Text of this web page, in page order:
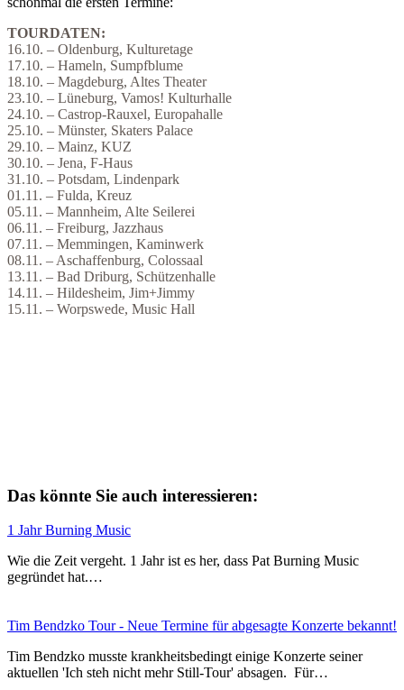
TOURDATEN:
16.10. – Oldenburg, Kulturetage
17.10. – Hameln, Sumpfblume
18.10. – Magdeburg, Altes Theater
23.10. – Lüneburg, Vamos! Kulturhalle
24.10. – Castrop-Rauxel, Europahalle
25.10. – Münster, Skaters Palace
29.10. – Mainz, KUZ
30.10. – Jena, F-Haus
31.10. – Potsdam, Lindenpark
01.11. – Fulda, Kreuz
05.11. – Mannheim, Alte Seilerei
06.11. – Freiburg, Jazzhaus
07.11. – Memmingen, Kaminwerk
08.11. – Aschaffenburg, Colossaal
13.11. – Bad Driburg, Schützenhalle
14.11. – Hildesheim, Jim+Jimmy
15.11. – Worpswede, Music Hall
Das könnte Sie auch interessieren:
1 Jahr Burning Music
Wie die Zeit vergeht. 1 Jahr ist es her, dass Pat Burning Music
gegründet hat.…
Tim Bendzko Tour - Neue Termine für abgesagte Konzerte bekannt!
Tim Bendzko musste krankheitsbedingt einige Konzerte seiner
aktuellen 'Ich steh nicht mehr Still-Tour' absagen. Für…